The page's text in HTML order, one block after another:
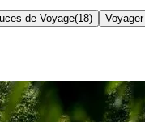
de Voyage(18)